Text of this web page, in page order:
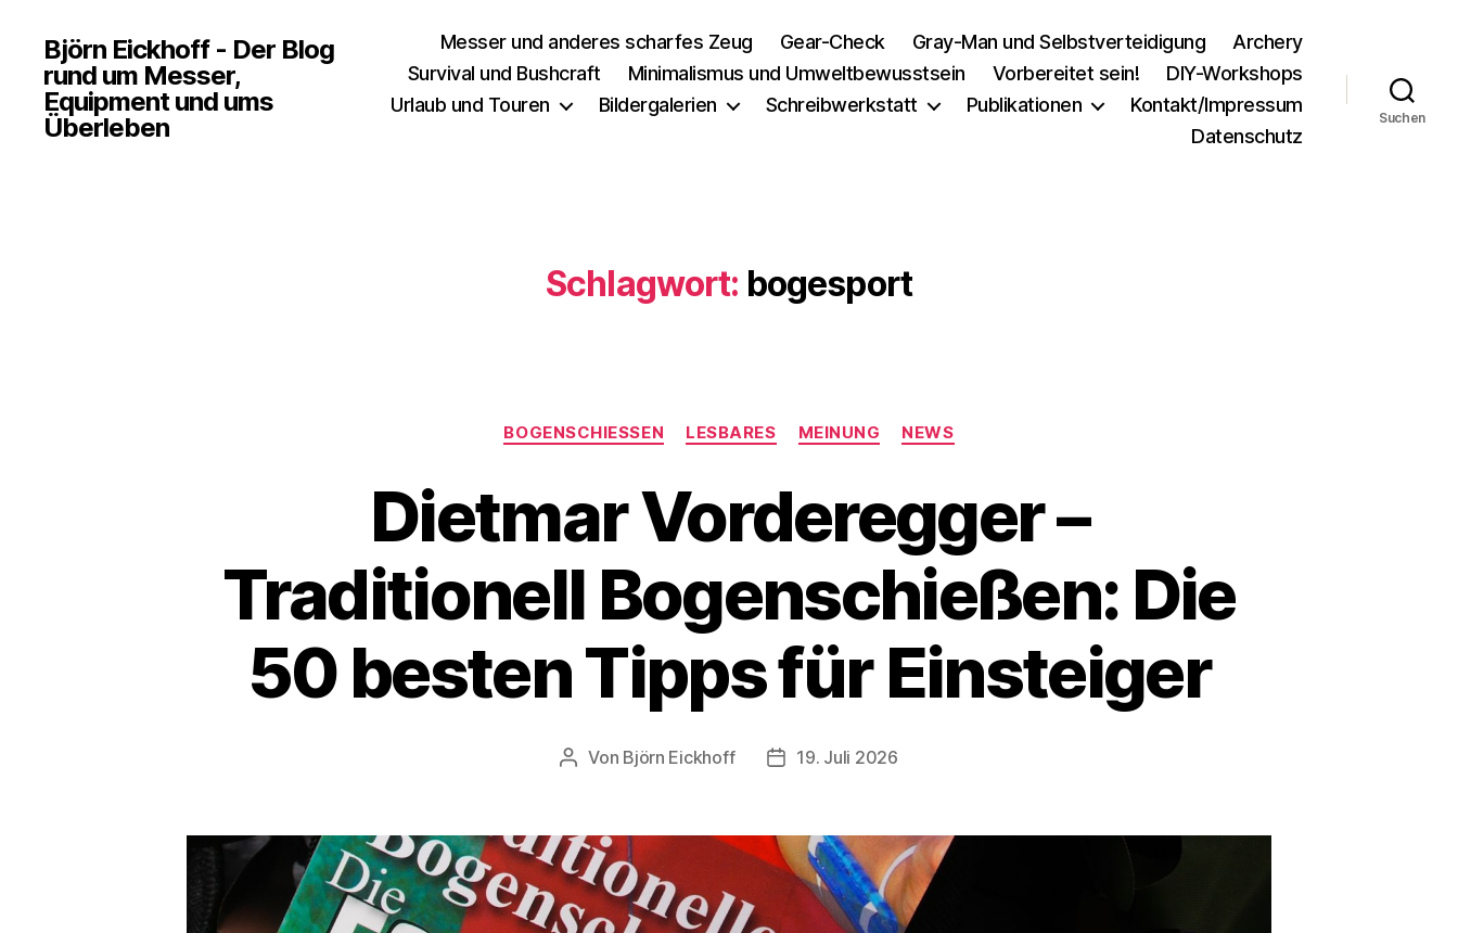
Björn Eickhoff - Der Blog
rund um Messer,
Equipment und ums
Überleben
Messer und anderes scharfes Zeug Gear-Check Gray-Man und Selbstverteidigung
Archery
Survival und Bushcraft
Minimalismus und Umweltbewusstsein Vorbereitet sein!
DIY-Workshops
Urlaub und Touren
Bildergalerien Schreibwerkstatt Publikationen
Kontakt/Impressum
Datenschutz
Suchen
Schlagwort: bogesport
Kategorien
BOGENSCHIESSEN LESBARES MEINUNG NEWS
Dietmar Vorderegger –
Traditionell Bogenschießen: Die
50 besten Tipps für Einsteiger
Beitragsautor
Von Björn Eickhoff Veröffentlichungsdatum
19. Juli 2026